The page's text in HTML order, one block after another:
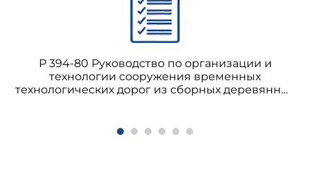
Р 394-80 Руководство по организации и
технологии сооружения временных
технологических дорог из сборных деревянных
на слабых грунтах